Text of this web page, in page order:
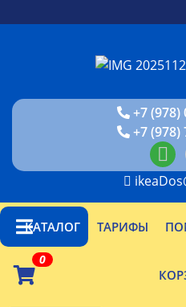
+7 (978)
+7 (978)
КАТАЛОГ ТАРИФЫ
0